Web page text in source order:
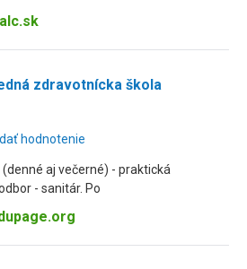
zdravotnícka škola
hodnotenie
aj večerné) - praktická
- sanitár. Po